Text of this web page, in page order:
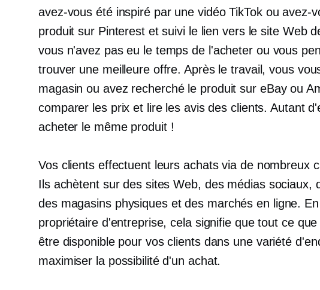
avez-vous été inspiré par une vidéo TikTok ou avez-
produit sur Pinterest et suivi le lien vers le site Web
vous n'avez pas eu le temps de l'acheter ou vous
trouver une meilleure offre. Après le travail, vous
magasin ou avez recherché le produit sur eBay ou
comparer les prix et lire les avis des clients. Autant
acheter le même produit !
Vos clients effectuent leurs achats via de nombreux
Ils achètent sur des sites Web, des médias sociaux,
des magasins physiques et des marchés en ligne.
propriétaire d'entreprise, cela signifie que tout ce
être disponible pour vos clients dans une variété
maximiser la possibilité d'un achat.